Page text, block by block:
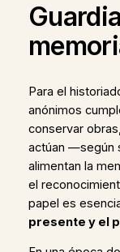
Para el
anónimos
conservar
actúan —según
alimentan la
el
papel es
presente y el